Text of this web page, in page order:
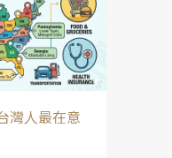
灣人最在意